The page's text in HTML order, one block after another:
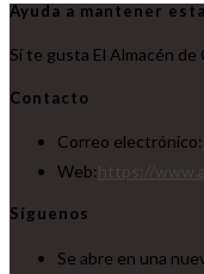
Ayuda a mantener
Si te gusta El Almacén
Contacto
Correo electrónico:
Web:
Síguenos
Se abre en una